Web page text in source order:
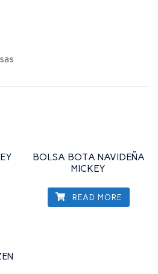
BOLSA BOTA NAVIDEÑA
MICKEY
READ MORE